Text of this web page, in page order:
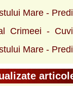
Mare -
Crimeei -
Mare -